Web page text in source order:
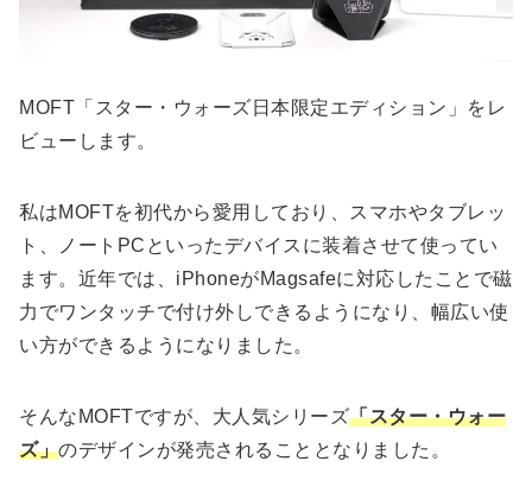
MOFT「スター・ウォーズ日本限定エディション」をレ
ビューします。
私はMOFTを初代から愛用しており、スマホやタブレッ
ト、ノートPCといったデバイスに装着させて使ってい
ます。近年では、iPhoneがMagsafeに対応したことで磁
力でワンタッチで付け外しできるようになり、幅広い使
い方ができるようになりました。
そんなMOFTですが、大人気シリーズ「スター・ウォー
ズ」のデザインが発売されることとなりました。